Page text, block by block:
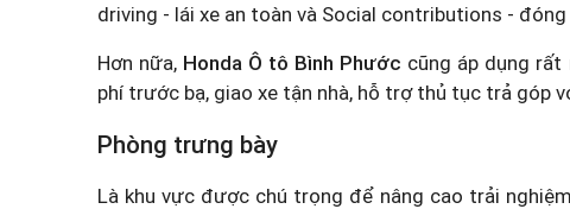
driving - lái xe an toàn và Social contributions - đóng
Hơn nữa, Honda Ô tô Bình Phước cũng áp dụng rất
phí trước bạ, giao xe tận nhà, hỗ trợ thủ tục trả góp
Phòng trưng bày
Là khu vực được chú trọng để nâng cao trải